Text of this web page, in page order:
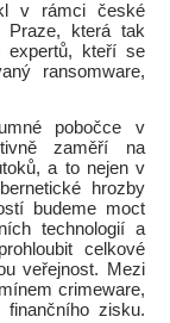
v rámci české
Praze, která tak
expertů, kteří se
ransomware,
pobočce v
zaměří na
a to nejen v
hrozby
budeme moct
technologií a
celkové
veřejnost. Mezi
crimeware,
zisku.